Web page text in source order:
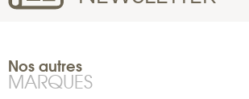
Nos autres
MARQUES